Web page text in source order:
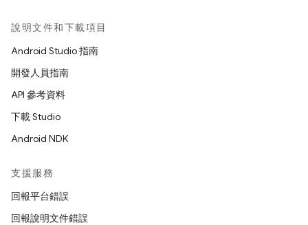
說明文件和下載項目
Android Studio 指南
開發人員指南
API 參考資料
下載 Studio
Android NDK
支援服務
回報平台錯誤
回報說明文件錯誤